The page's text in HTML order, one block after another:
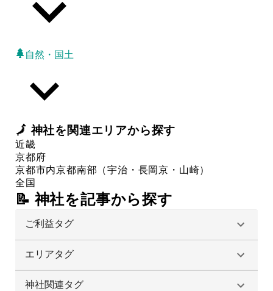
自然・国土
🗾神社を関連エリアから探す
近畿
京都府
京都市内京都南部（宇治・長岡京・山崎）
全国
📝 神社を記事から探す
ご利益タグ
エリアタグ
神社関連タグ